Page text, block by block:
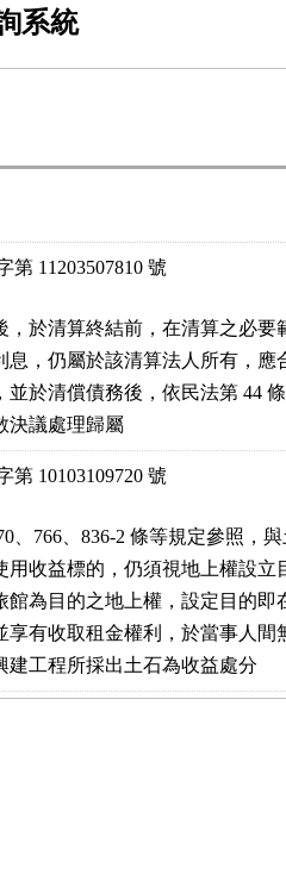
系統
第 11203507810 號
，於清算終結前，在清算之必要
息，仍屬於該清算法人所有，
並於清償債務後，依民法第 44
決議處理歸屬
第 10103109720 號
、766、836-2 條等規定參照，
用收益標的，仍須視地上權設立
館為目的之地上權，設定目的即
享有收取租金權利，於當事人間
建工程所採出土石為收益處分